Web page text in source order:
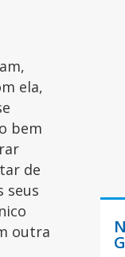
ela,
bem
de
seus
outra